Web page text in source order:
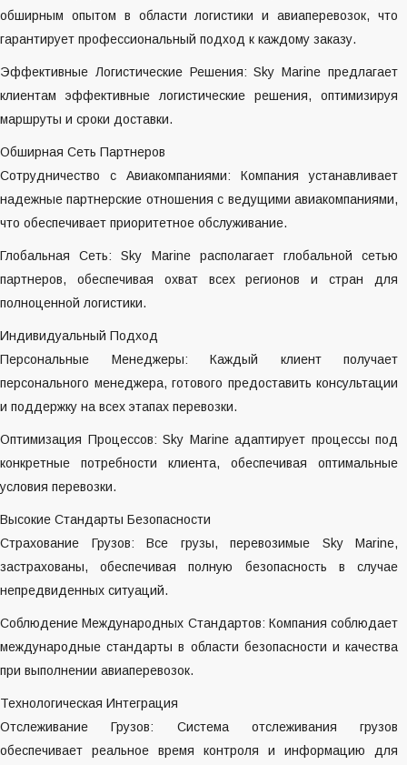
обширным опытом в области логистики и авиаперевозок, что
гарантирует профессиональный подход к каждому заказу.
Эффективные Логистические Решения: Sky Marine предлагает
клиентам эффективные логистические решения, оптимизируя
маршруты и сроки доставки.
Обширная Сеть Партнеров
Сотрудничество с Авиакомпаниями: Компания устанавливает
надежные партнерские отношения с ведущими авиакомпаниями,
что обеспечивает приоритетное обслуживание.
Глобальная Сеть: Sky Marine располагает глобальной сетью
партнеров, обеспечивая охват всех регионов и стран для
полноценной логистики.
Индивидуальный Подход
Персональные Менеджеры: Каждый клиент получает
персонального менеджера, готового предоставить консультации
и поддержку на всех этапах перевозки.
Оптимизация Процессов: Sky Marine адаптирует процессы под
конкретные потребности клиента, обеспечивая оптимальные
условия перевозки.
Высокие Стандарты Безопасности
Страхование Грузов: Все грузы, перевозимые Sky Marine,
застрахованы, обеспечивая полную безопасность в случае
непредвиденных ситуаций.
Соблюдение Международных Стандартов: Компания соблюдает
международные стандарты в области безопасности и качества
при выполнении авиаперевозок.
Технологическая Интеграция
Отслеживание Грузов: Система отслеживания грузов
обеспечивает реальное время контроля и информацию для